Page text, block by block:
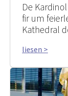
De
fir um
Kathedral
liesen >